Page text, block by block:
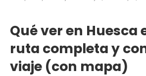
Qué ver en Huesca
ruta completa y
viaje (con mapa)